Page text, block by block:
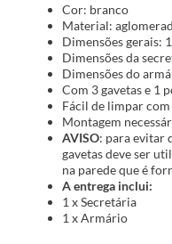
Cor: branco
Material:
Dimensões gerais:
Dimensões da
Dimensões do
Com 3 gavetas e 1
Fácil de limpar
Montagem
AVISO: para evitar
gavetas deve ser
na parede que é
A entrega inclui:
1 x Secretária
1 x Armário